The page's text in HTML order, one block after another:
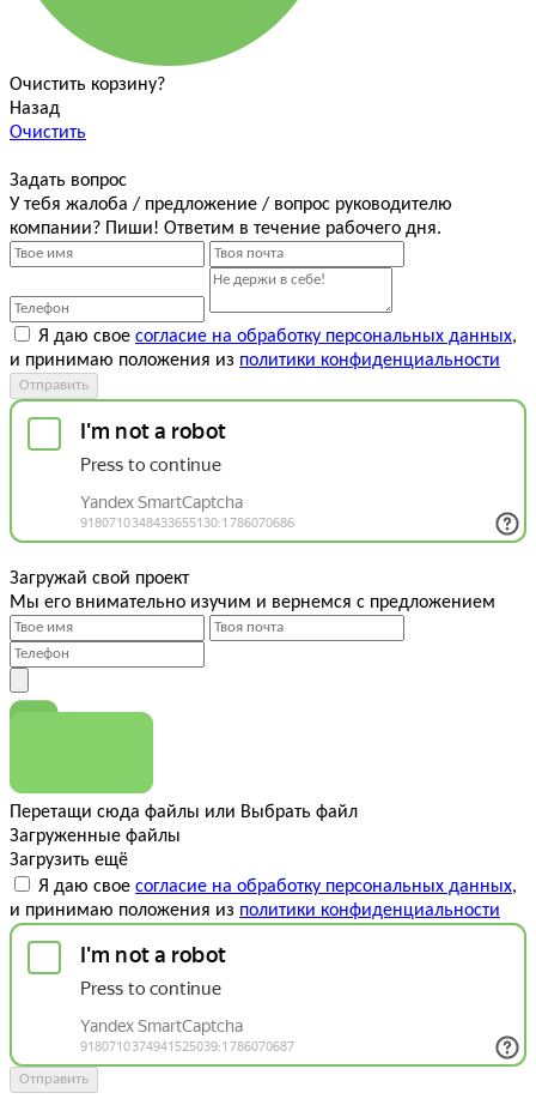
Очистить корзину?
Назад
Очистить
Задать вопрос
У тебя жалоба / предложение / вопрос руководителю
компании? Пиши! Ответим в течение рабочего дня.
Я даю свое согласие на обработку персональных данных,
и принимаю положения из политики конфиденциальности
Отправить
Загружай свой проект
Мы его внимательно изучим и вернемся с предложением
Перетащи сюда файлы или Выбрать файл
Загруженные файлы
Загрузить ещё
Я даю свое согласие на обработку персональных данных,
и принимаю положения из политики конфиденциальности
Отправить